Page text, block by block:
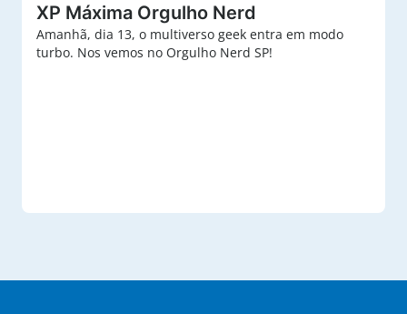
XP Máxima Orgulho Nerd
Amanhã, dia 13, o multiverso geek entra em modo
turbo. Nos vemos no Orgulho Nerd SP!